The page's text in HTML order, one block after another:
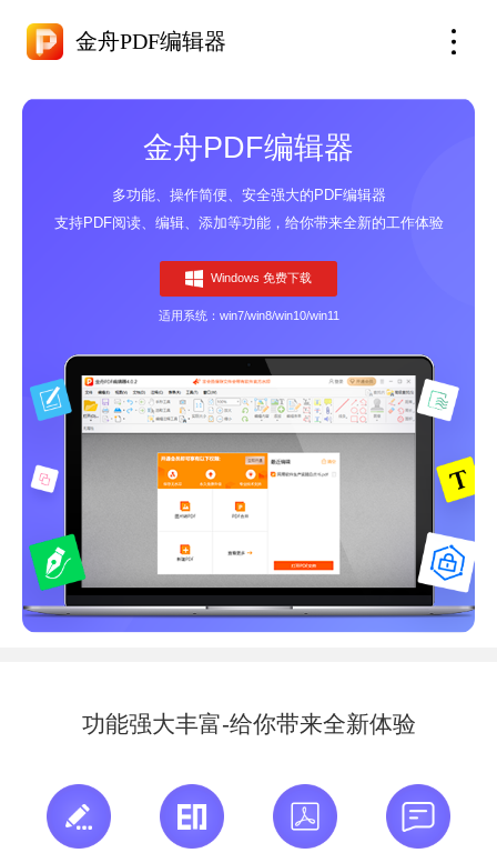
金舟PDF编辑器
金舟PDF编辑器
多功能、操作简便、安全强大的PDF编辑器
支持PDF阅读、编辑、添加等功能，给你带来全新的工作体验
Windows 免费下载
适用系统：win7/win8/win10/win11
功能强大丰富-给你带来全新体验